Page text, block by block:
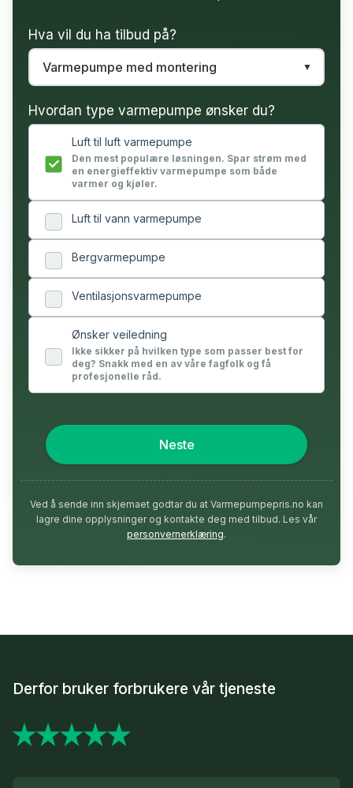
Hva vil du ha tilbud på?
Hvordan type varmepumpe ønsker du?
Luft til luft varmepumpe
Den mest populære løsningen. Spar strøm med
en energieffektiv varmepumpe som både
varmer og kjøler.
Luft til vann varmepumpe
Bergvarmepumpe
Ventilasjonsvarmepumpe
Ønsker veiledning
Ikke sikker på hvilken type som passer best for
deg? Snakk med en av våre fagfolk og få
profesjonelle råd.
Neste
Ved å sende inn skjemaet godtar du at Varmepumpepris.no kan
lagre dine opplysninger og kontakte deg med tilbud. Les vår
personvernerklæring.
Derfor bruker forbrukere vår tjeneste